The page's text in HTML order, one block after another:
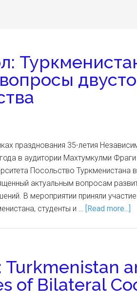
празднования 35-летия
в аудитории Махтумкулми
Посольство Туркменистана
актуальным вопросам
В мероприятии приняли
студенты и … [Read more...]
Turkmenistan
of Bilateral